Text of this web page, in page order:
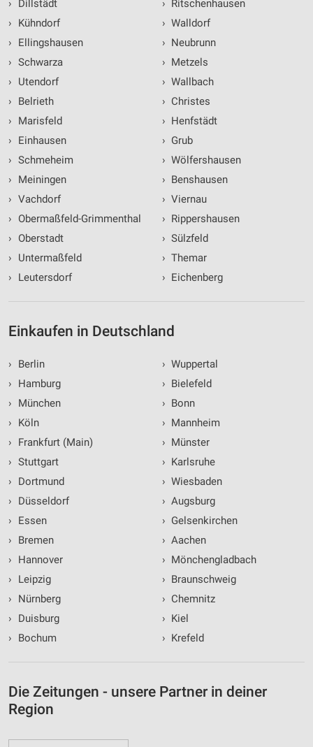
›
Dillstädt
›
Kühndorf
›
Ellingshausen
› Schwarza
›
Utendorf
›
Belrieth
›
Marisfeld
›
Einhausen
› Schmeheim
›
Meiningen
› Vachdorf
›
Obermaßfeld-Grimmenthal
›
Oberstadt
›
Untermaßfeld
›
Leutersdorf
› Ritschenhausen
› Walldorf
› Neubrunn
› Metzels
› Wallbach
› Christes
› Henfstädt
› Grub
› Wölfershausen
› Benshausen
› Viernau
› Rippershausen
› Sülzfeld
› Themar
› Eichenberg
Einkaufen in Deutschland
›
Berlin
›
Hamburg
›
München
›
Köln
›
Frankfurt (Main)
› Stuttgart
›
Dortmund
›
Düsseldorf
›
Essen
›
Bremen
›
Hannover
›
Leipzig
›
Nürnberg
›
Duisburg
›
Bochum
› Wuppertal
› Bielefeld
› Bonn
› Mannheim
› Münster
› Karlsruhe
› Wiesbaden
› Augsburg
› Gelsenkirchen
› Aachen
› Mönchengladbach
› Braunschweig
› Chemnitz
› Kiel
› Krefeld
Die Zeitungen - unsere Partner in deiner
Region